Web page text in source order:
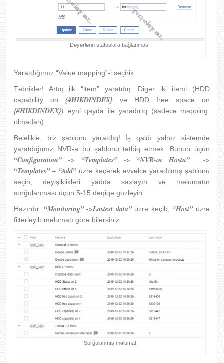
Dəyərlərin statuslara bağlanması
Yaratdığımız “Value mapping”-i seçirik.
Təbriklər! Artıq ilk “item” yaratdıq. Digər iki itemi (HDD
capability on {#HIKDINDEX} və HDD free space on
{#HIKDINDEX}) eyni qayda ilə yaradırıq (sadəcə mapping
olmadan).
Beləliklə, biz şablonu yaratdıq! İş qaldı yalnız sistemdə
yaratdığımız NVR-a bu şablonu tətbiq etmək. Bunun üçün
“Configuration” -> “Templates” -> “NVR-ın Hostu” ->
“Templates” – “Add” üzrə keçərək əvvəlcə yaradılmış şablonu
seçin, dəyişiklikləri yadda saxlayın və məlumatın
sorğulanması üçün 5-15 dəqiqə gözləyin.
Hazırdır. “Monitoring” ->Lastest data”üzrə keçib,“Host” üzrə
filterləyib məlumatı görə bilərsiniz.
Sorğulanmış məlumat